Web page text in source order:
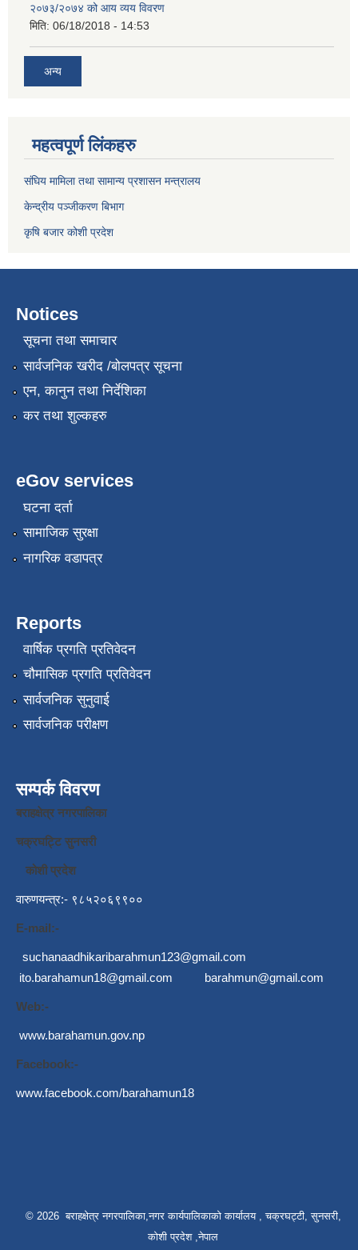
२०७३/२०७४ को आय व्यय विवरण
मिति: 06/18/2018 - 14:53
अन्य
महत्वपूर्ण लिंकहरु
संघिय मामिला तथा सामान्य प्रशासन मन्त्रालय
केन्द्रीय पञ्जीकरण बिभाग
कृषि बजार कोशी प्रदेश
Notices
सूचना तथा समाचार
सार्वजनिक खरीद /बोलपत्र सूचना
एन, कानुन तथा निर्देशिका
कर तथा शुल्कहरु
eGov services
घटना दर्ता
सामाजिक सुरक्षा
नागरिक वडापत्र
Reports
वार्षिक प्रगति प्रतिवेदन
चौमासिक प्रगति प्रतिवेदन
सार्वजनिक सुनुवाई
सार्वजनिक परीक्षण
सम्पर्क विवरण
बराहक्षेत्र नगरपालिका
चक्रघट्टि सुनसरी
कोशी प्रदेश
वारुणयन्त्र:- ९८५२०६९९००
E-mail:-
suchanaadhikaribarahmun123@gmail.com
ito.barahamun18@gmail.com
barahmun@gmail.com
Web:-
www.barahamun.gov.np
Facebook:-
www.facebook.com/barahamun18
© 2026 बराहक्षेत्र नगरपालिका,नगर कार्यपालिकाको कार्यालय , चक्रघट्टी, सुनसरी,
कोशी प्रदेश ,नेपाल